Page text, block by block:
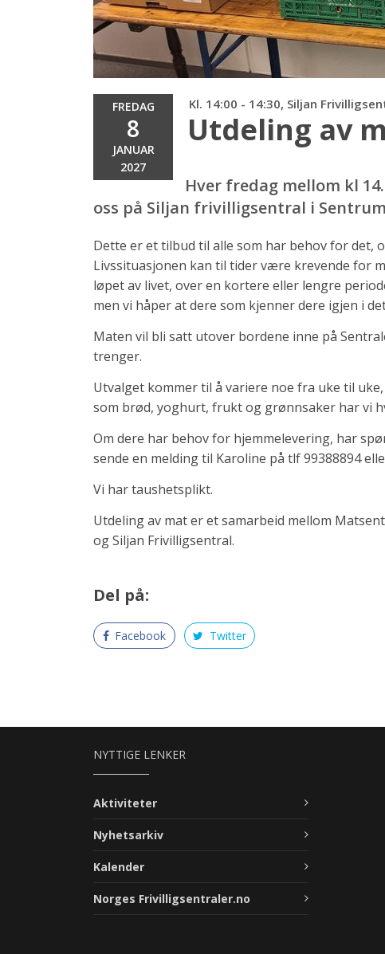
FREDAG
8
JANUAR
2027
Kl. 14:00 - 14:30, Siljan
Utdeling av
Hver fredag mellom kl
oss på Siljan frivilligsentral i
Dette er et tilbud til alle som har behov for det,
Livssituasjonen kan til tider være krevende for
løpet av livet, over en kortere eller lengre
men vi håper at dere som kjenner dere igjen i
Maten vil bli satt utover bordene inne på
trenger.
Utvalget kommer til å variere noe fra uke til
som brød, yoghurt, frukt og grønnsaker har vi
Om dere har behov for hjemmelevering, har
sende en melding til Karoline på tlf 99388894
Vi har taushetsplikt.
Utdeling av mat er et samarbeid mellom
og Siljan Frivilligsentral.
Del på:
Facebook Twitter
NYTTIGE LENKER
Aktiviteter
Nyhetsarkiv
Kalender
Norges Frivilligsentraler.no